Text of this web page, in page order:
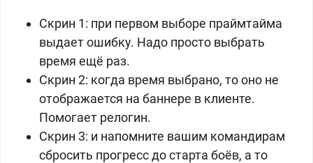
Скрин 1: при первом выборе праймтайма
выдает ошибку. Надо просто выбрать
время ещё раз.
Скрин 2: когда время выбрано, то оно не
отображается на баннере в клиенте.
Помогает релогин.
Скрин 3: и напомните вашим командирам
сбросить прогресс до старта боёв, а то